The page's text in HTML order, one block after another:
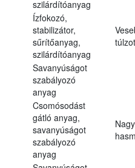
szilárdítóanyag
Ízfokozó,
stabilizátor,
sűrítőanyag,
szilárdítóanyag
Savanyúságot
szabályozó
anyag
Csomósodást
gátló anyag,
savanyúságot
szabályozó
anyag